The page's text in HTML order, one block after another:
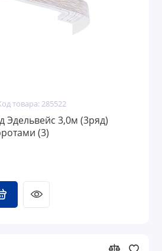
товара: 285522
Эдельвейс 3,0м (3ряд)
(3)